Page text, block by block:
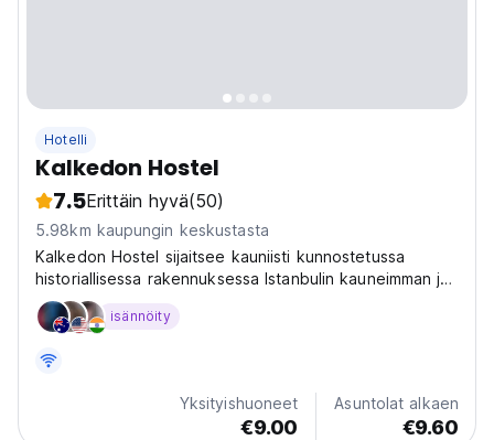
Hotelli
Kalkedon Hostel
7.5Erittäin hyvä(50)
5.98km kaupungin keskustasta
Kalkedon Hostel sijaitsee kauniisti kunnostetussa
historiallisessa rakennuksessa Istanbulin kauneimman ja
turvallisimman kaupungin Kadıköyn sydämessä.
isännöity
Yksityishuoneet
€9.00
Asuntolat alkaen
€9.60